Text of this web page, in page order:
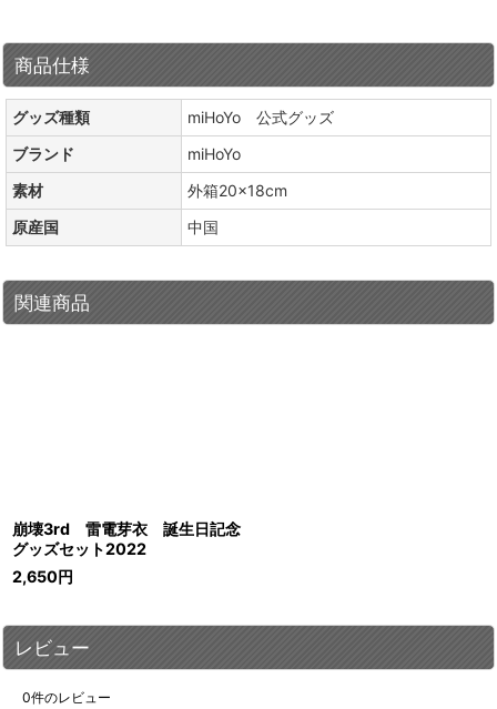
商品仕様
グッズ種類
miHoYo 公式グッズ
ブランド
miHoYo
素材
外箱20×18cm
原産国
中国
関連商品
崩壊3rd 雷電芽衣 誕生日記念
グッズセット2022
2,650円
レビュー
0件のレビュー